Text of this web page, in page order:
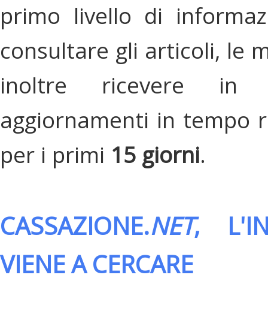
primo livello di
consultare gli articoli, le
inoltre ricevere in
aggiornamenti in tempo
per i primi 15 giorni.
CASSAZIONE.NET,
VIENE A CERCARE